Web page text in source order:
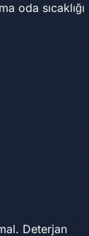
oda sıcaklığı
Deterjan